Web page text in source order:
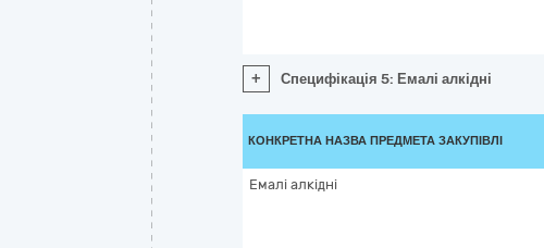
+ Специфікація 5: Емалі алкідні
КОНКРЕТНА НАЗВА ПРЕДМЕТА ЗАКУПІВЛІ
Емалі алкідні